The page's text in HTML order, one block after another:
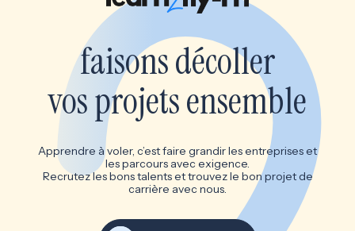
faisons décoller
vos projets ensemble
Apprendre à voler, c’est faire grandir les entreprises et
les parcours avec exigence.
Recrutez les bons talents et trouvez le bon projet de
carrière avec nous.